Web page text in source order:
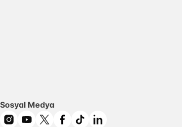
Sosyal Medya